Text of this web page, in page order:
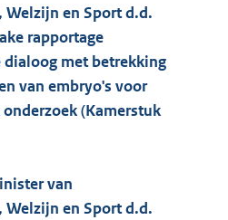
Welzijn en Sport d.d.
rapportage
dialoog met betrekking
van embryo's voor
(Kamerstuk
van
Welzijn en Sport d.d.